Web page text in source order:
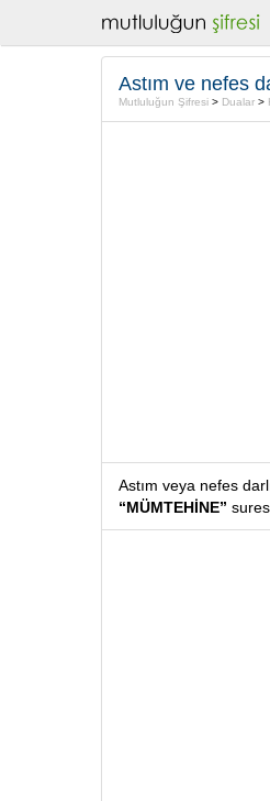
Astım ve nefes
Mutluluğun Şifresi > Dualar >
Astım veya nefes
“MÜMTEHİNE”